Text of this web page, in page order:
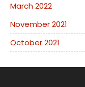
March 2022
November 2021
October 2021